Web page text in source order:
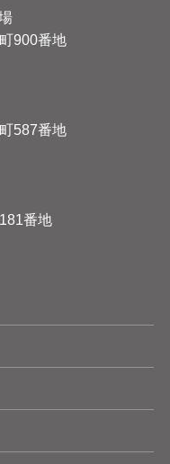
900番地
587番地
番地